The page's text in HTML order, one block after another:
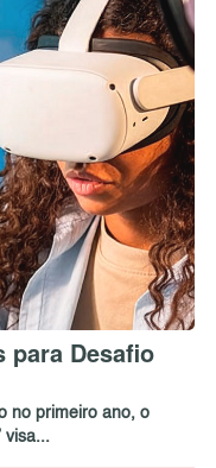
Desafio
no primeiro ano, o
visa...